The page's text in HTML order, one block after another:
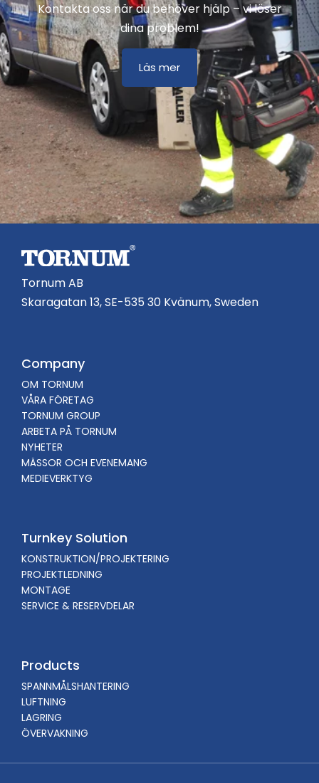
Kontakta oss när du behöver hjälp – vi löser
dina problem!
Läs mer
Tornum AB
Skaragatan 13, SE-535 30 Kvänum, Sweden
Company
OM TORNUM
VÅRA FÖRETAG
TORNUM GROUP
ARBETA PÅ TORNUM
NYHETER
MÄSSOR OCH EVENEMANG
MEDIEVERKTYG
Turnkey Solution
KONSTRUKTION/PROJEKTERING
PROJEKTLEDNING
MONTAGE
SERVICE & RESERVDELAR
Products
SPANNMÅLSHANTERING
LUFTNING
LAGRING
ÖVERVAKNING